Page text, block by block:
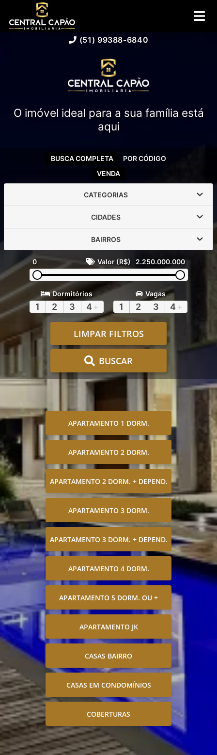
(51) 99388-6840
O imóvel ideal para a sua família está
aqui
VENDA
BUSCA COMPLETA POR CÓDIGO
CATEGORIAS
CIDADES
BAIRROS
0 Valor (R$) 2.250.000.000
Dormitórios
1 2 3 4 +
Vagas
1 2 3 4 +
LIMPAR FILTROS
BUSCAR
APARTAMENTO 1 DORM.
APARTAMENTO 2 DORM.
APARTAMENTO 2 DORM. + DEPEND.
APARTAMENTO 3 DORM.
APARTAMENTO 3 DORM. + DEPEND.
APARTAMENTO 4 DORM.
APARTAMENTO 5 DORM. OU +
APARTAMENTO JK
CASAS BAIRRO
CASAS EM CONDOMÍNIOS
COBERTURAS